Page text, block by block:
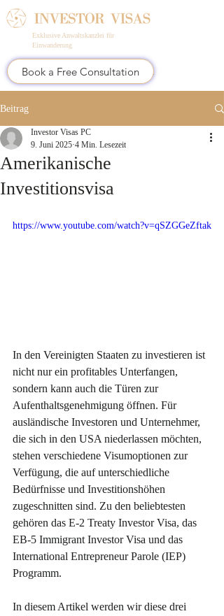
Exklusive Anwaltskanzlei für
Einwanderung
Book a Free Consultation
Beitrag
Amerikanische
Investitionsvisa
Investor Visas PC
9. Juni 2025 4 Min. Lesezeit
https://www.youtube.com/watch?v=qSZGGeZftak
In den Vereinigten Staaten zu investieren ist
nicht nur ein profitables Unterfangen,
sondern kann auch die Türen zur
Aufenthaltsgenehmigung öffnen. Für
ausländische Investoren und Unternehmer,
die sich in den USA niederlassen möchten,
stehen verschiedene Visumoptionen zur
Verfügung, die auf unterschiedliche
Bedürfnisse und Investitionshöhen
zugeschnitten sind. Zu den beliebtesten
gehören das E-2 Treaty Investor Visa, das
EB-5 Immigrant Investor Visa und das
International Entrepreneur Parole (IEP)
Programm.
In diesem Artikel werden wir diese drei